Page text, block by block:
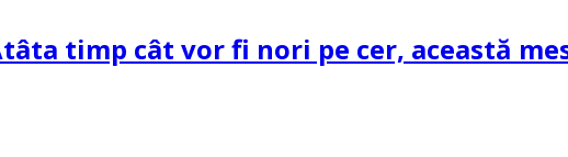
timp cât vor fi nori pe cer, această